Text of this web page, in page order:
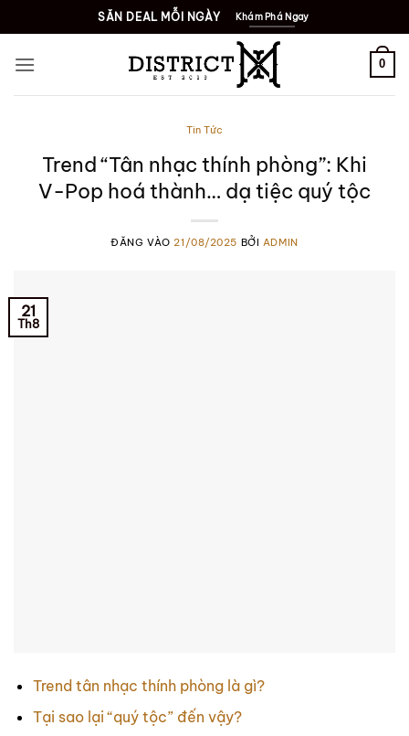
qua
nội
SĂN DEAL MỖI NGÀY Khám Phá Ngay
0
Tin Tức
Trend “Tân nhạc thính phòng”: Khi
V-Pop hoá thành… dạ tiệc quý tộc
ĐĂNG VÀO 21/08/2025 BỞI ADMIN
21
Th8
Trend tân nhạc thính phòng là gì?
Tại sao lại “quý tộc” đến vậy?